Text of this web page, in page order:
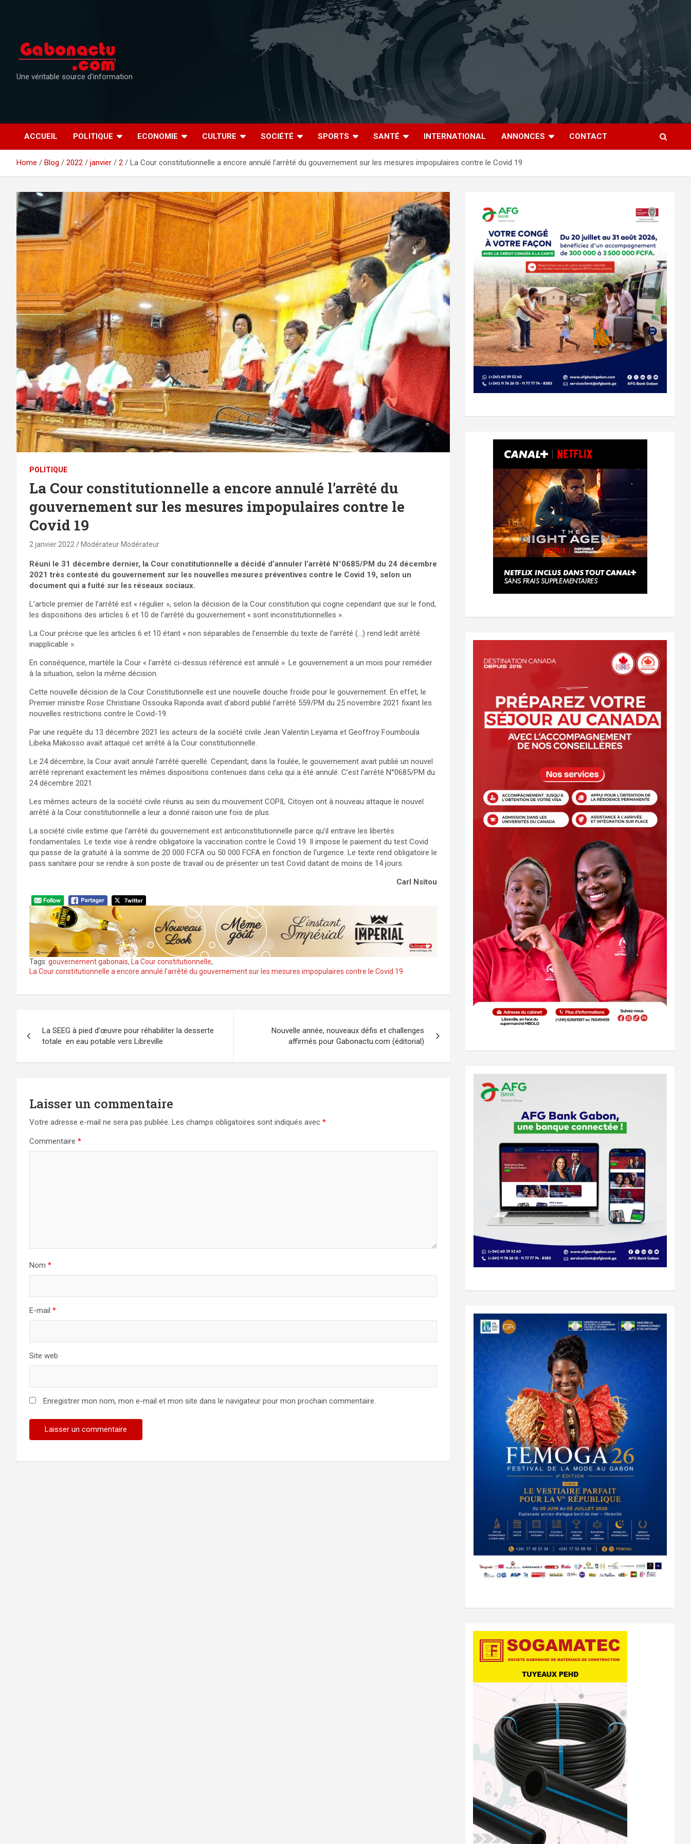
Une véritable source d'information
ACCUEIL POLITIQUE ECONOMIE CULTURE SOCIÉTÉ SPORTS SANTÉ INTERNATIONAL ANNONCES CONTACT
Home Blog 2022 janvier 2 La Cour constitutionnelle a encore annulé l’arrêté du gouvernement sur les mesures impopulaires contre le Covid 19
POLITIQUE
La Cour constitutionnelle a encore annulé l’arrêté du
gouvernement sur les mesures impopulaires contre le
Covid 19
2 janvier 2022 Modérateur Modérateur
Réuni le 31 décembre dernier, la Cour constitutionnelle a décidé d’annuler l’arrêté N°0685/PM du 24 décembre
2021 très contesté du gouvernement sur les nouvelles mesures préventives contre le Covid 19, selon un
document qui a fuité sur les réseaux sociaux.
L’article premier de l’arrêté est « régulier », selon la décision de la Cour constitution qui cogne cependant que sur le fond,
les dispositions des articles 6 et 10 de l’arrêté du gouvernement « sont inconstitutionnelles ».
La Cour précise que les articles 6 et 10 étant « non séparables de l’ensemble du texte de l’arrêté (…) rend ledit arrêté
inapplicable ».
En conséquence, martèle la Cour « l’arrêté ci-dessus référencé est annulé ». Le gouvernement a un mois pour remédier
à la situation, selon la même décision.
Cette nouvelle décision de la Cour Constitutionnelle est une nouvelle douche froide pour le gouvernement. En effet, le
Premier ministre Rose Christiane Ossouka Raponda avait d’abord publié l’arrêté 559/PM du 25 novembre 2021 fixant les
nouvelles restrictions contre le Covid-19.
Par une requête du 13 décembre 2021 les acteurs de la société civile Jean Valentin Leyama et Geoffroy Foumboula
Libeka Makosso avait attaqué cet arrêté à la Cour constitutionnelle.
Le 24 décembre, la Cour avait annulé l’arrêté querellé. Cependant, dans la foulée, le gouvernement avait publié un nouvel
arrêté reprenant exactement les mêmes dispositions contenues dans celui qui a été annulé. C’est l’arrêté N°0685/PM du
24 décembre 2021.
Les mêmes acteurs de la société civile réunis au sein du mouvement COPIL Citoyen ont à nouveau attaque le nouvel
arrêté à la Cour constitutionnelle a leur a donné raison une fois de plus.
La société civile estime que l’arrêté du gouvernement est anticonstitutionnelle parce qu’il entrave les libertés
fondamentales. Le texte vise à rendre obligatoire la vaccination contre le Covid 19. Il impose le paiement du test Covid
qui passe de la gratuité à la somme de 20 000 FCFA ou 50 000 FCFA en fonction de l’urgence. Le texte rend obligatoire le
pass sanitaire pour se rendre à son poste de travail ou de présenter un test Covid datant de moins de 14 jours.
Carl Nsitou
Tags: gouvernement gabonais, La Cour constitutionnelle,
La Cour constitutionnelle a encore annulé l’arrêté du gouvernement sur les mesures impopulaires contre le Covid 19
de
l’article
La SEEG à pied d’œuvre pour réhabiliter la desserte
totale en eau potable vers Libreville
Nouvelle année, nouveaux défis et challenges
affirmés pour Gabonactu.com (éditorial)
Laisser un commentaire
Votre adresse e-mail ne sera pas publiée. Les champs obligatoires sont indiqués avec *
Commentaire *
Nom *
E-mail *
Site web
Enregistrer mon nom, mon e-mail et mon site dans le navigateur pour mon prochain commentaire.